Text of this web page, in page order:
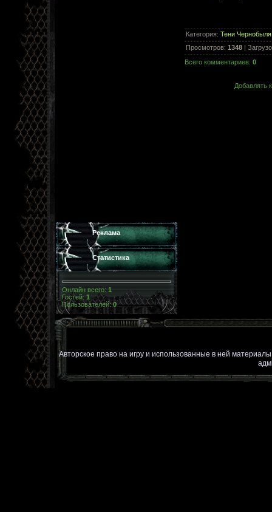
Реклама
Статистика
Онлайн всего: 1
Гостей: 1
Пользователей:0
Категория: Тени Чернобыля
Просмотров: 1348 |
Всего комментариев: 0
Добавлять
Авторское право на игру и использованные в ней